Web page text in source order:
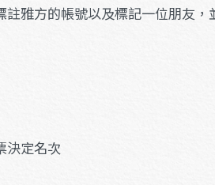
雅方的帳號以及標記一位朋友
決定名次